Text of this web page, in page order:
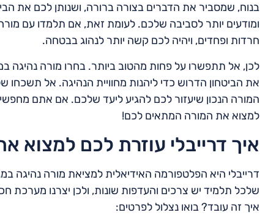
בנוח, שמסביר את הדברים בצורה ברורה, ושנותן לכם את
ומודעים יותר לסביבה שלכם. לעומת זאת, אם תלמדו עם
חרדות ופחדים, ויהיה לכם קשה יותר לנהוג בבטחה.
לכן, אל תתפשרו על פחות מהטוב ביותר. בחרו מורה נהיגה
את הביטחון הדרוש כדי ליהנות מחוויית הנהיגה. אל
המורה הנכון שיעזור לכם להגיע ליעד שלכם. אם אתם
למצוא את המורה המתאים לכם!
איך דרייבלי עוזרת לכם למצוא
דרייבלי היא הפלטפורמה האידיאלית למציאת מורה נהיגה
שלכל תלמיד יש צרכים והעדפות שונות, ולכן יצרנו
איך זה עובד? בואו נצלול לפרטים: